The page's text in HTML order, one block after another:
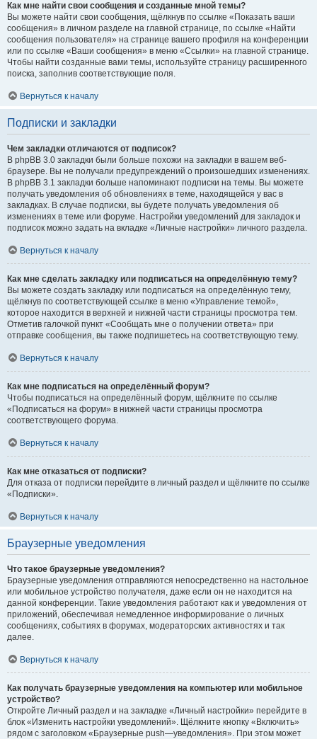
Как мне найти свои сообщения и созданные мной темы?
Вы можете найти свои сообщения, щёлкнув по ссылке «Показать ваши
сообщения» в личном разделе на главной странице, по ссылке «Найти
сообщения пользователя» на странице вашего профиля на конференции
или по ссылке «Ваши сообщения» в меню «Ссылки» на главной странице.
Чтобы найти созданные вами темы, используйте страницу расширенного
поиска, заполнив соответствующие поля.
Вернуться к началу
Подписки и закладки
Чем закладки отличаются от подписок?
В phpBB 3.0 закладки были больше похожи на закладки в вашем веб-
браузере. Вы не получали предупреждений о произошедших изменениях.
В phpBB 3.1 закладки больше напоминают подписки на темы. Вы можете
получать уведомления об обновлениях в теме, находящейся у вас в
закладках. В случае подписки, вы будете получать уведомления об
изменениях в теме или форуме. Настройки уведомлений для закладок и
подписок можно задать на вкладке «Личные настройки» личного раздела.
Вернуться к началу
Как мне сделать закладку или подписаться на определённую тему?
Вы можете создать закладку или подписаться на определённую тему,
щёлкнув по соответствующей ссылке в меню «Управление темой»,
которое находится в верхней и нижней части страницы просмотра тем.
Отметив галочкой пункт «Сообщать мне о получении ответа» при
отправке сообщения, вы также подпишетесь на соответствующую тему.
Вернуться к началу
Как мне подписаться на определённый форум?
Чтобы подписаться на определённый форум, щёлкните по ссылке
«Подписаться на форум» в нижней части страницы просмотра
соответствующего форума.
Вернуться к началу
Как мне отказаться от подписки?
Для отказа от подписки перейдите в личный раздел и щёлкните по ссылке
«Подписки».
Вернуться к началу
Браузерные уведомления
Что такое браузерные уведомления?
Браузерные уведомления отправляются непосредственно на настольное
или мобильное устройство получателя, даже если он не находится на
данной конференции. Такие уведомления работают как и уведомления от
приложений, обеспечивая немедленное информирование о личных
сообщениях, событиях в форумах, модераторских активностях и так
далее.
Вернуться к началу
Как получать браузерные уведомления на компьютер или мобильное
устройство?
Откройте Личный раздел и на закладке «Личный настройки» перейдите в
блок «Изменить настройки уведомлений». Щёлкните кнопку «Включить»
рядом с заголовком «Браузерные push—уведомления». При этом может